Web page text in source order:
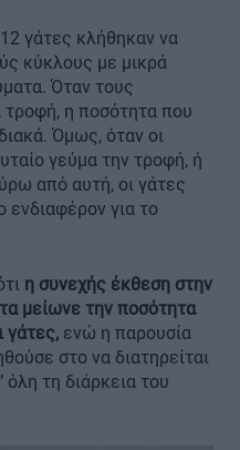
γάτες κλήθηκαν να
κύκλους με μικρά
Όταν τους
η ποσότητα που
Όμως, όταν οι
γεύμα την τροφή, ή
από αυτή, οι γάτες
για το
η συνεχής έκθεση στην
μείωνε την ποσότητα
γάτες, ενώ η παρουσία
στο να διατηρείται
τη διάρκεια του